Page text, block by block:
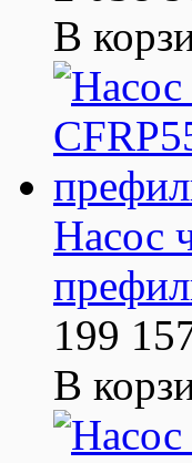
В
Насос
199
В